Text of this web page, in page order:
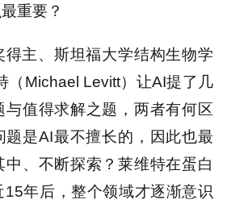
重要？
得主、斯坦福大学结构生物学
（Michael Levitt）让AI提了几
与值得求解之题，两者有何区
题是AI最不擅长的，因此也最
、不断探索？莱维特在蛋白
15年后，整个领域才逐渐意识